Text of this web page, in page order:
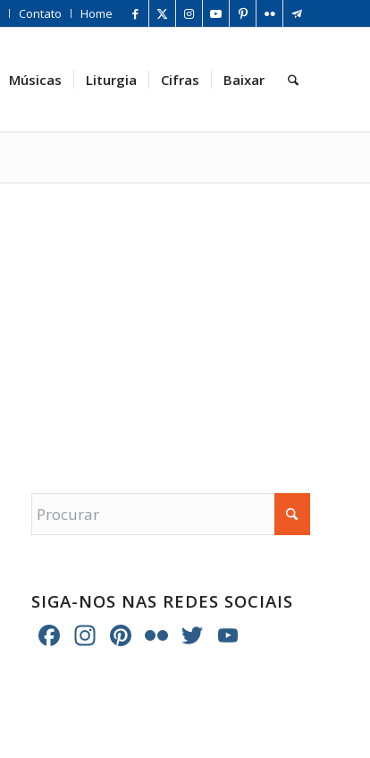
Contato Home
Músicas Liturgia Cifras Baixar
SIGA-NOS NAS REDES SOCIAIS
Facebook
Instagram
Pinterest
FlickrTwitter